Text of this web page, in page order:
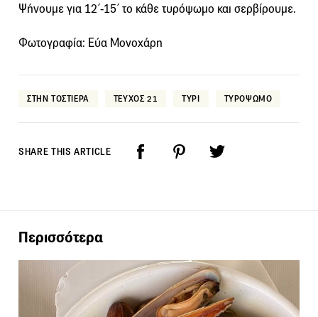
Ψήνουμε για 12΄-15΄ το κάθε τυρόψωμο και σερβίρουμε.
Φωτογραφία: Εύα Μονοχάρη
ΣΤΗΝ ΤΟΣΤΙΕΡΑ ΤΕΥΧΟΣ 21 ΤΥΡΙ ΤΥΡΟΨΩΜΟ
SHARE THIS ARTICLE
Περισσότερα